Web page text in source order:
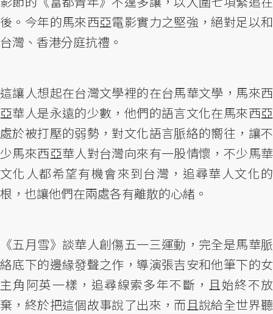
後。今年的馬來西亞電影實力之堅強，絕對足以和
台灣、香港分庭抗禮。
這讓人想起在台灣文學裡的在台馬華文學，馬來西
亞華人是永遠的少數，他們的語言文化在馬來西亞
處於被打壓的弱勢，對文化語言脈絡的嚮往，讓不
少馬來西亞華人對台灣向來有一股情懷，不少馬華
文化人都希望有機會來到台灣，追尋華人文化的
根，也讓他們在兩處各有離散的心緒。
《五月雪》談華人創傷五一三運動，完全是馬華脈
絡底下的邊緣發聲之作，導演張吉安和他筆下的女
主角阿英一樣，追尋線索多年不斷，且始終不放
棄，終於把這個故事說了出來，而且說給全世界聽